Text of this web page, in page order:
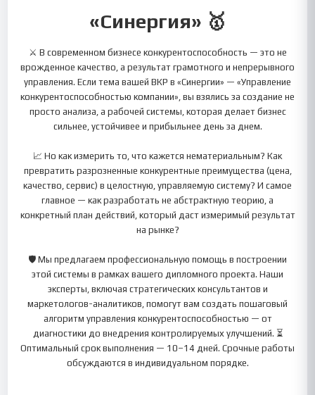
«Синергия» 🥇
⚔️ В современном бизнесе конкурентоспособность — это не
врожденное качество, а результат грамотного и непрерывного
управления. Если тема вашей ВКР в «Синергии» — «Управление
конкурентоспособностью компании», вы взялись за создание не
просто анализа, а рабочей системы, которая делает бизнес
сильнее, устойчивее и прибыльнее день за днем.
📈 Но как измерить то, что кажется нематериальным? Как
превратить разрозненные конкурентные преимущества (цена,
качество, сервис) в целостную, управляемую систему? И самое
главное — как разработать не абстрактную теорию, а
конкретный план действий, который даст измеримый результат
на рынке?
🛡️ Мы предлагаем профессиональную помощь в построении
этой системы в рамках вашего дипломного проекта. Наши
эксперты, включая стратегических консультантов и
маркетологов-аналитиков, помогут вам создать пошаговый
алгоритм управления конкурентоспособностью — от
диагностики до внедрения контролируемых улучшений. ⏳
Оптимальный срок выполнения — 10–14 дней. Срочные работы
обсуждаются в индивидуальном порядке.